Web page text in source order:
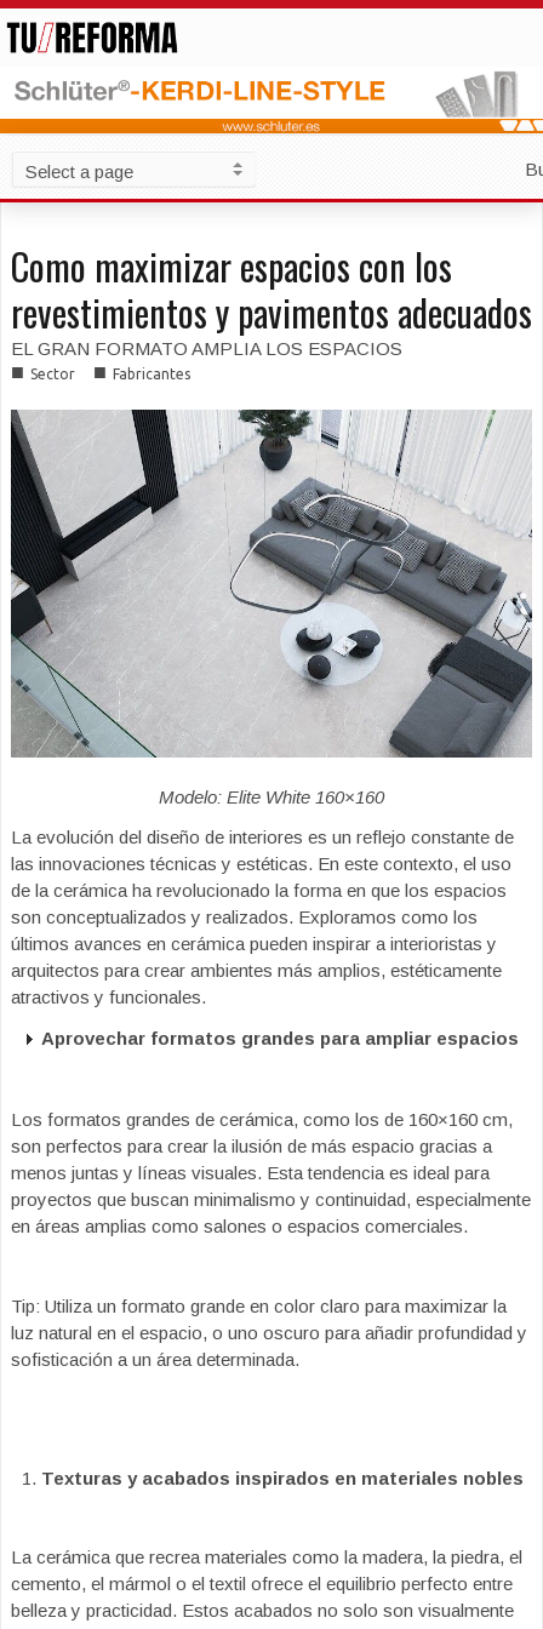
Como maximizar espacios con los
revestimientos y pavimentos adecuados
EL GRAN FORMATO AMPLIA LOS ESPACIOS
■ Sector ■ Fabricantes
Modelo: Elite White 160×160
La evolución del diseño de interiores es un reflejo constante de
las innovaciones técnicas y estéticas. En este contexto, el uso
de la cerámica ha revolucionado la forma en que los espacios
son conceptualizados y realizados. Exploramos como los
últimos avances en cerámica pueden inspirar a interioristas y
arquitectos para crear ambientes más amplios, estéticamente
atractivos y funcionales.
Aprovechar formatos grandes para ampliar espacios
Los formatos grandes de cerámica, como los de 160×160 cm,
son perfectos para crear la ilusión de más espacio gracias a
menos juntas y líneas visuales. Esta tendencia es ideal para
proyectos que buscan minimalismo y continuidad, especialmente
en áreas amplias como salones o espacios comerciales.
Tip: Utiliza un formato grande en color claro para maximizar la
luz natural en el espacio, o uno oscuro para añadir profundidad y
sofisticación a un área determinada.
Texturas y acabados inspirados en materiales nobles
La cerámica que recrea materiales como la madera, la piedra, el
cemento, el mármol o el textil ofrece el equilibrio perfecto entre
belleza y practicidad. Estos acabados no solo son visualmente